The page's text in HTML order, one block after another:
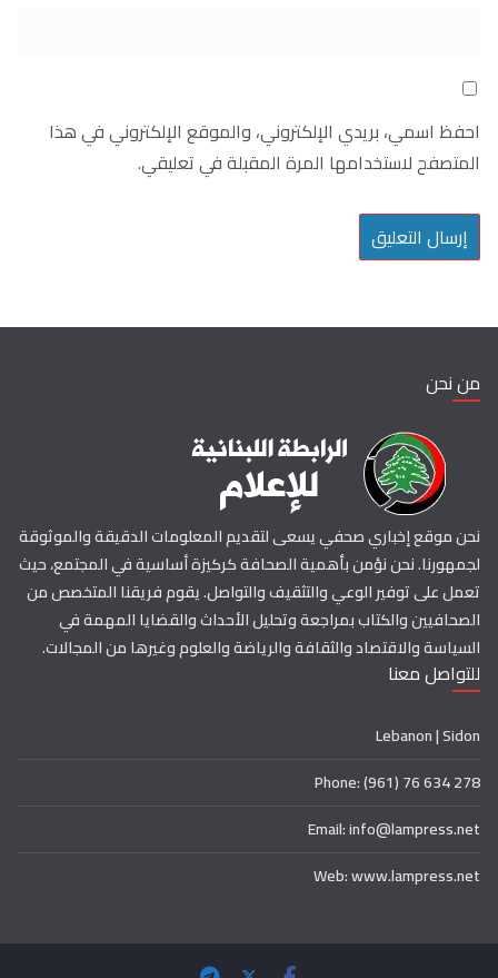
احفظ اسمي، بريدي الإلكتروني، والموقع الإلكتروني في هذا
المتصفح لاستخدامها المرة المقبلة في تعليقي.
من نحن
نحن موقع إخباري صحفي يسعى لتقديم المعلومات الدقيقة والموثوقة
لجمهورنا. نحن نؤمن بأهمية الصحافة كركيزة أساسية في المجتمع، حيث
تعمل على توفير الوعي والتثقيف والتواصل. يقوم فريقنا المتخصص من
الصحافيين والكتاب بمراجعة وتحليل الأحداث والقضايا المهمة في
السياسة والاقتصاد والثقافة والرياضة والعلوم وغيرها من المجالات.
للتواصل معنا
Lebanon | Sidon
Phone: (961) 76 634 278
Email: info@lampress.net
Web: www.lampress.net